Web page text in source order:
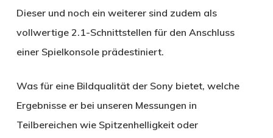
Dieser und noch ein weiterer sind zudem als
vollwertige 2.1-Schnittstellen für den Anschluss
einer Spielkonsole prädestiniert.
Was für eine Bildqualität der Sony bietet, welche
Ergebnisse er bei unseren Messungen in
Teilbereichen wie Spitzenhelligkeit oder